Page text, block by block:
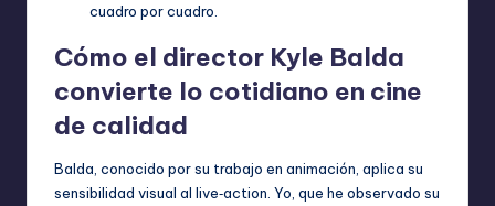
cuadro por cuadro.
Cómo el director Kyle Balda
convierte lo cotidiano en cine
de calidad
Balda, conocido por su trabajo en animación, aplica su
sensibilidad visual al live‑action. Yo, que he observado su